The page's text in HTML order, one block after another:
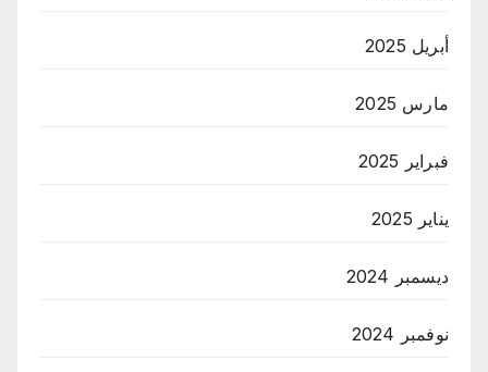
أبريل 2025
مارس 2025
فبراير 2025
يناير 2025
ديسمبر 2024
نوفمبر 2024